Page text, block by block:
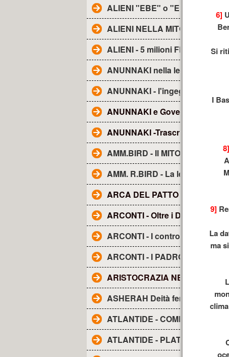
ALIENI "EBE" o "EBENS"-
ALIENI NELLA MITOLOGIA
ALIENI - 5 milioni FRA NOI
ANUNNAKI nella lett. religiosa
ANUNNAKI - l'ingegneria
ANUNNAKI e Governo Ombra
ANUNNAKI -Trascrizione dal
AMM.BIRD - Il MITO della
AMM. R.BIRD - La leggenda
ARCA DEL PATTO O
ARCONTI - Oltre i Demoni e gli
ARCONTI - I controllori segreti
ARCONTI - I PADRONI DEL
ARISTOCRAZIA NERA. La..
ASHERAH Deità femminile
ATLANTIDE - COME I RE
ATLANTIDE - PLATONE
6]
Si
I
8]
9]
La
ma